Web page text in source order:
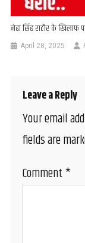
नेहा सिंह राठौर के
April 28, 2025
Leave a Reply
Your email
fields are
Comment*